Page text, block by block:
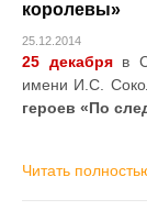
королевы»
25.12.2014
25 декабря в
имени И.С.
героев «По
Читать